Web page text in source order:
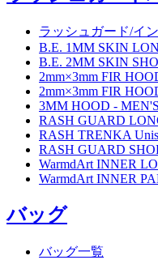
ラッシュガード/イ
B.E. 1MM SKIN
B.E. 2MM SKIN
2mm×3mm FIR
2mm×3mm FIR
3MM HOOD - MEN'S
RASH GUARD
RASH TRENKA
RASH GUARD
WarmdArt INNER
WarmdArt INNER
バッグ
バッグ一覧